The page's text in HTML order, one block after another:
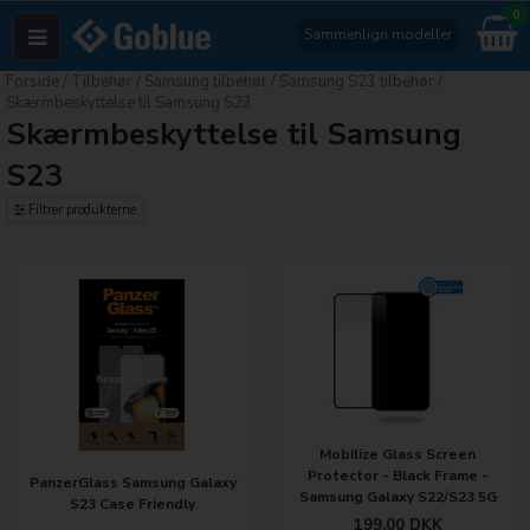
Sammenlign modeller
0
Forside Tilbehør Samsung tilbehør Samsung S23 tilbehør
Skærmbeskyttelse til Samsung S23
Skærmbeskyttelse til Samsung
S23
Filtrer produkterne
PanzerGlass Samsung Galaxy
S23 Case Friendly
Mobilize Glass Screen
Protector - Black Frame -
Samsung Galaxy S22/S23 5G
199,00 DKK